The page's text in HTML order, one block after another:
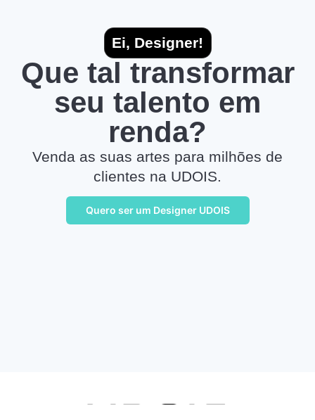
Ei, Designer!
Que tal transformar
seu talento em
renda?
Venda as suas artes para milhões de
clientes na UDOIS.
Quero ser um Designer UDOIS